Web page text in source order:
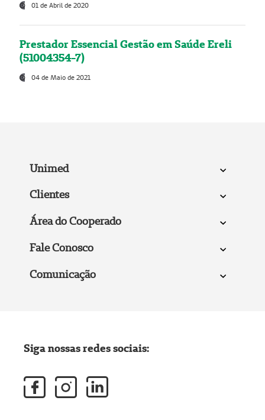
01 de Abril de 2020
Prestador Essencial Gestão em Saúde Ereli
(51004354-7)
04 de Maio de 2021
Unimed
Clientes
Área do Cooperado
Fale Conosco
Comunicação
Siga nossas redes sociais: